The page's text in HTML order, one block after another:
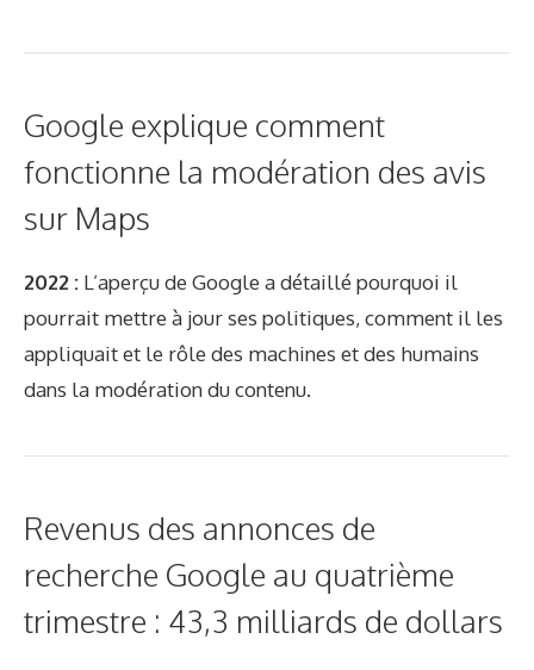
Google explique comment
fonctionne la modération des avis
sur Maps
2022 : L’aperçu de Google a détaillé pourquoi il
pourrait mettre à jour ses politiques, comment il les
appliquait et le rôle des machines et des humains
dans la modération du contenu.
Revenus des annonces de
recherche Google au quatrième
trimestre : 43,3 milliards de dollars